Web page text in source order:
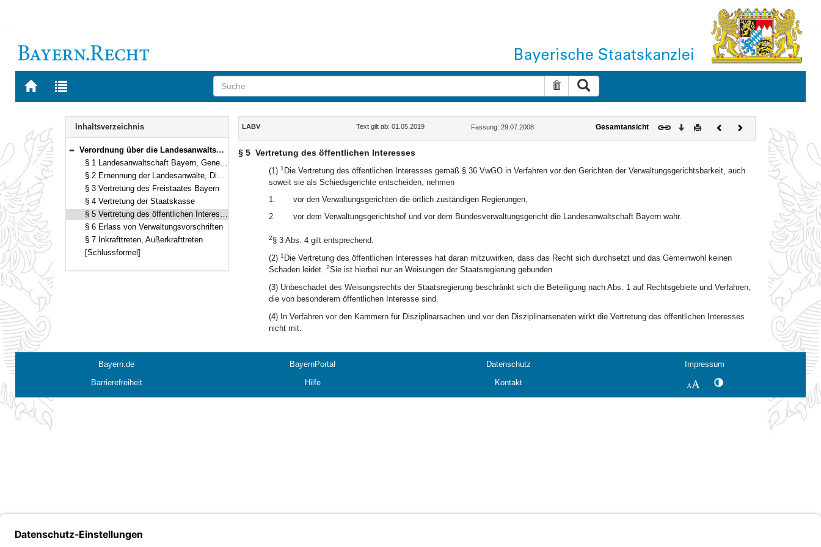
Zur
BAYERN.RECHT
Zur
letzten
Suche zurücksetzen
Navigation
Inhaltsverzeichnis
Bereich reduzieren
Verordnung über die Landesanwaltschaft Bayern (LABV) Vom 29. Juli 2008 (GVBl. S. 554) BayRS 34-3-I (§§ 1–7)
§ 1 Landesanwaltschaft Bayern, Generallandesanwalt
§ 2 Ernennung der Landesanwälte, Dienstaufsicht, Amtstracht
§ 3 Vertretung des Freistaates Bayern
§ 4 Vertretung der Staatskasse
§ 5 Vertretung des öffentlichen Interesses
§ 6 Erlass von Verwaltungsvorschriften
§ 7 Inkrafttreten, Außerkrafttreten
[Schlussformel]
Inhalt
LABV Text gilt ab: 01.05.2019 Fassung: 29.07.2008 Gesamtansicht Download
DruckenVorherigesNächstes
Dokument
§ 5 Vertretung des öffentlichen Interesses
(1) 1 Die Vertretung des öffentlichen Interesses gemäß § 36 VwGO in Verfahren vor den Gerichten der Verwaltungsgerichtsbarkeit, auch
soweit sie als Schiedsgerichte entscheiden, nehmen
1.
vor den Verwaltungsgerichten die örtlich zuständigen Regierungen,
2
vor dem Verwaltungsgerichtshof und vor dem Bundesverwaltungsgericht die Landesanwaltschaft Bayern wahr.
2§ 3 Abs. 4 gilt entsprechend.
(2) 1 Die Vertretung des öffentlichen Interesses hat daran mitzuwirken, dass das Recht sich durchsetzt und das Gemeinwohl keinen
Schaden leidet. 2Sie ist hierbei nur an Weisungen der Staatsregierung gebunden.
(3) Unbeschadet des Weisungsrechts der Staatsregierung beschränkt sich die Beteiligung nach Abs. 1 auf Rechtsgebiete und Verfahren,
die von besonderem öffentlichen Interesse sind.
(4) In Verfahren vor den Kammern für Disziplinarsachen und vor den Disziplinarsenaten wirkt die Vertretung des öffentlichen Interesses
nicht mit.
Bayern.de BayernPortal Datenschutz
Impressum
Barrierefreiheit
Hilfe Kontakt SchriftgrößeKontrastwechsel